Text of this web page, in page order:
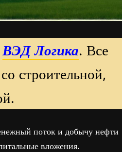
ВЭД Логика. Все
строительной,
поток и добычу нефти
вложения.